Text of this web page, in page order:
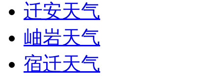
迁安天气
岫岩天气
宿迁天气